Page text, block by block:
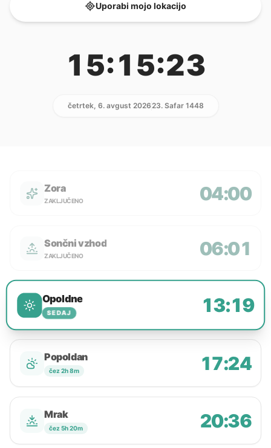
Uporabi mojo lokacijo
15:15:23
četrtek, 6. avgust 202623. Safar 1448
Zora
ZAKLJUČENO 04:00
Sončni vzhod
ZAKLJUČENO 06:01
Opoldne
SEDAJ 13:19
Popoldan
čez 2h 8m 17:24
Mrak
čez 5h 20m 20:36